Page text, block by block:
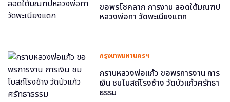
ขอพรโชคลาภ การงาน ลอดใต้มณฑป
หลวงพ่อทา วัดพะเนียงแตก
กรุงเทพมหานครฯ
กราบหลวงพ่อแก้ว ขอพรการงาน การ
เงิน ชมโบสถ์โรงช้าง วัดบัวแก้วศรัทธา
ธรรม